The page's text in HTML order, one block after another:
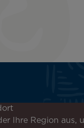
Ihre Region aus,